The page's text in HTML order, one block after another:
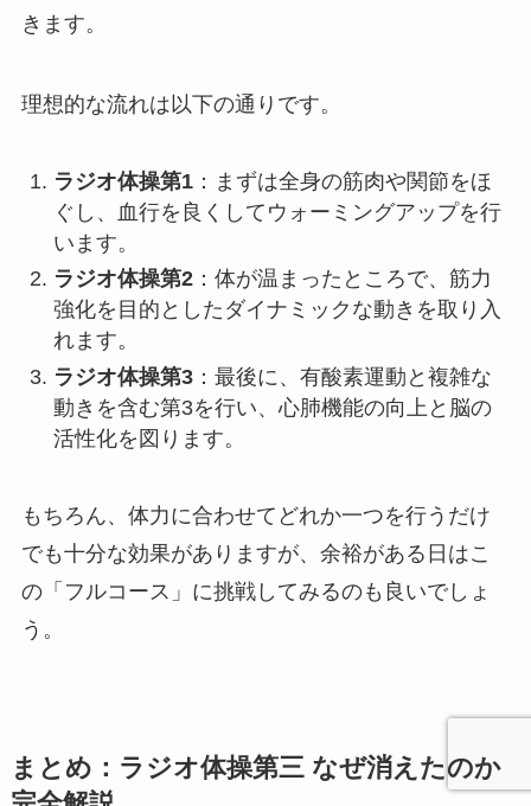
きます。
理想的な流れは以下の通りです。
ラジオ体操第1：まずは全身の筋肉や関節をほ
ぐし、血行を良くしてウォーミングアップを行
います。
ラジオ体操第2：体が温まったところで、筋力
強化を目的としたダイナミックな動きを取り入
れます。
ラジオ体操第3：最後に、有酸素運動と複雑な
動きを含む第3を行い、心肺機能の向上と脳の
活性化を図ります。
もちろん、体力に合わせてどれか一つを行うだけ
でも十分な効果がありますが、余裕がある日はこ
の「フルコース」に挑戦してみるのも良いでしょ
う。
まとめ：ラジオ体操第三 なぜ消えたのか